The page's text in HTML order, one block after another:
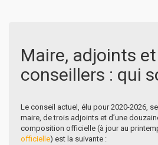
Maire, adjoints et
conseillers : qui
Le conseil actuel, élu pour 2020-2026,
maire, de trois adjoints et d’une
composition officielle (à jour au
officielle) est la suivante :